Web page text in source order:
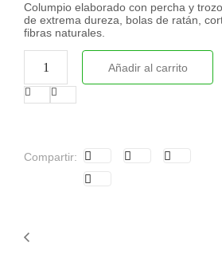
Columpio elaborado con percha y
de extrema dureza, bolas de ratán,
fibras naturales.
Añadir al carrito
Compartir: